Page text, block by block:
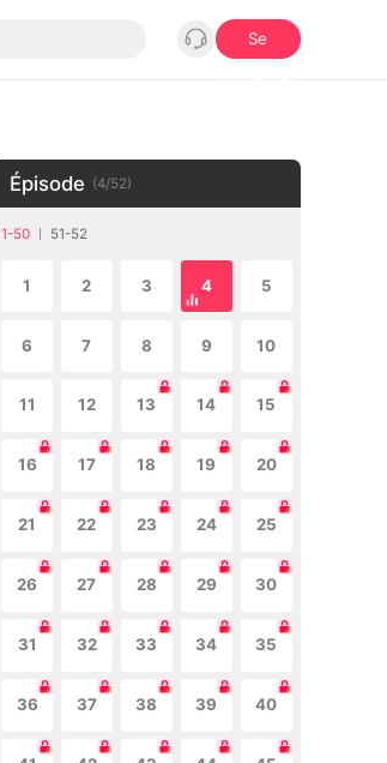
Se
Épisode (4/52)
1-50 51-52
1 2 3 4 5
6 7 8 9 10
11 12 13 14 15
16 17 18 19 20
21 22 23 24 25
26 27 28 29 30
31 32 33 34 35
36 37 38 39 40